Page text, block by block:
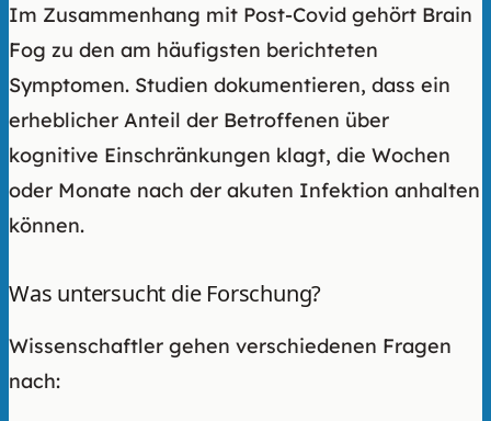
Im Zusammenhang mit Post-Covid gehört Brain
Fog zu den am häufigsten berichteten
Symptomen. Studien dokumentieren, dass ein
erheblicher Anteil der Betroffenen über
kognitive Einschränkungen klagt, die Wochen
oder Monate nach der akuten Infektion anhalten
können.
Was untersucht die Forschung?
Wissenschaftler gehen verschiedenen Fragen
nach: